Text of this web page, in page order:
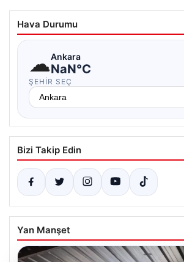
Hava Durumu
☁Ankara
NaN°C
ŞEHIR SEÇ
Bizi Takip Edin
Yan Manşet